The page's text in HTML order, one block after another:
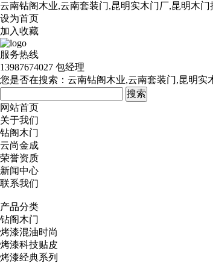
云南钻阁木业,云南套装门,昆明实木门厂,昆明木门
设为首页
加入收藏
服务热线
13987674027 包经理
您是否在搜索： 云南钻阁木业,云南套装门,昆明实
网站首页
关于我们
钻阁木门
云尚金成
荣誉资质
新闻中心
联系我们
产品分类
钻阁木门
烤漆混油时尚
烤漆科技贴皮
烤漆经典系列